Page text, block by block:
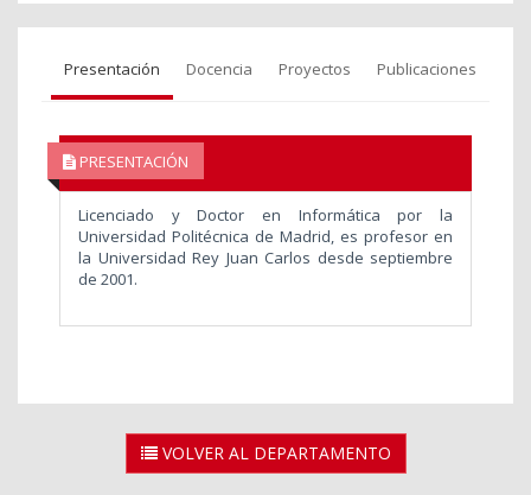
Presentación Docencia Proyectos Publicaciones
PRESENTACIÓN
Licenciado y Doctor en Informática por la
Universidad Politécnica de Madrid, es profesor en
la Universidad Rey Juan Carlos desde septiembre
de 2001.
VOLVER AL DEPARTAMENTO